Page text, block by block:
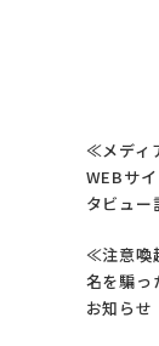
≪メディ
WEBサ
タビュー
≪注意喚
名を騙っ
お知らせ